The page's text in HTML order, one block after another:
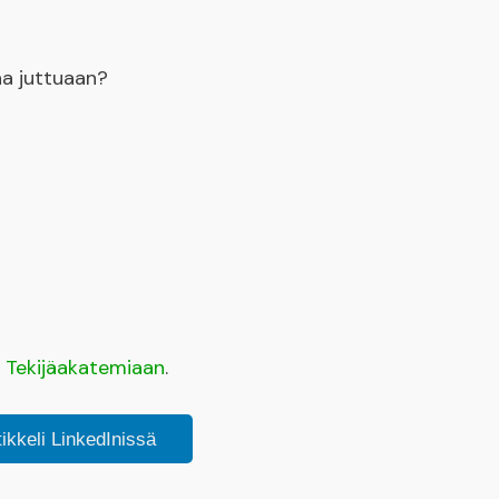
juttuaan?
Tekijäakatemiaan.
LinkedInissä